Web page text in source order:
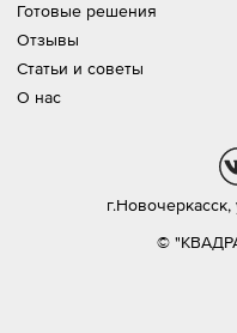
Готовые решения
Отзывы
Статьи и советы
О нас
©
г.Новочеркасск,